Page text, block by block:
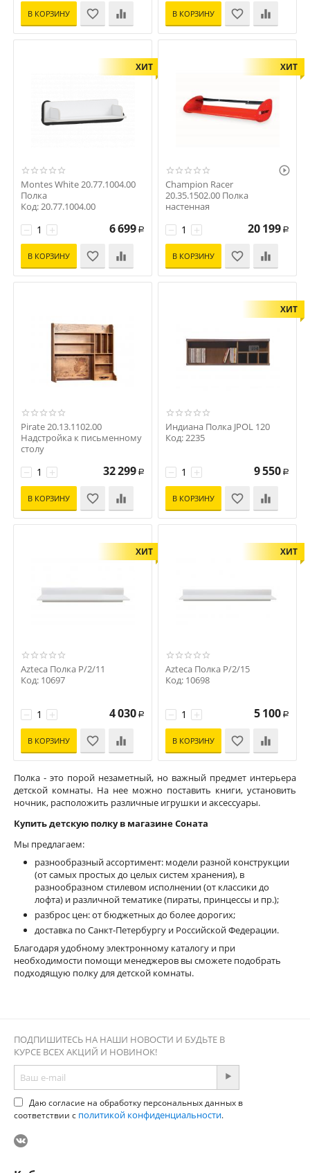
В КОРЗИНУ В КОРЗИНУ
ХИТ
Montes White 20.77.1004.00
Полка
Код: 20.77.1004.00
+
− 6 699 Р
В КОРЗИНУ
ХИТ

Champion Racer
20.35.1502.00 Полка
настенная
+
− 20 199 Р
В КОРЗИНУ
Pirate 20.13.1102.00
Надстройка к письменному
столу
+
− 32 299 Р
В КОРЗИНУ
ХИТ
Индиана Полка JPOL 120
Код: 2235
+
− 9 550 Р
В КОРЗИНУ
ХИТ
Azteca Полка P/2/11
Код: 10697
+
− 4 030 Р
В КОРЗИНУ
ХИТ
Azteca Полка P/2/15
Код: 10698
+
− 5 100 Р
В КОРЗИНУ
Полка - это порой незаметный, но важный предмет интерьера
детской комнаты. На нее можно поставить книги, установить
ночник, расположить различные игрушки и аксессуары.
Купить детскую полку в магазине Соната
Мы предлагаем:
разнообразный ассортимент: модели разной конструкции
(от самых простых до целых систем хранения), в
разнообразном стилевом исполнении (от классики до
лофта) и различной тематике (пираты, принцессы и пр.);
разброс цен: от бюджетных до более дорогих;
доставка по Санкт-Петербургу и Российской Федерации.
Благодаря удобному электронному каталогу и при
необходимости помощи менеджеров вы сможете подобрать
подходящую полку для детской комнаты.
ПОДПИШИТЕСЬ НА НАШИ НОВОСТИ И БУДЬТЕ В
КУРСЕ ВСЕХ АКЦИЙ И НОВИНОК!
Даю согласие на обработку персональных данных в
соответствии с политикой конфиденциальности.